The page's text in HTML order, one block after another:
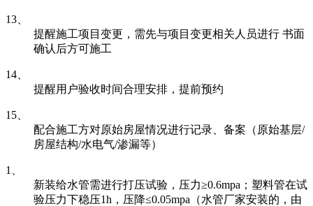
13、
提醒施工项目变更，需先与项目变更相关人员进行 书面
确认后方可施工
14、
提醒用户验收时间合理安排，提前预约
15、
配合施工方对原始房屋情况进行记录、备案（原始基层/
房屋结构/水电气/渗漏等）
1、
新装给水管需进行打压试验，压力≥0.6mpa；塑料管在试
验压力下稳压1h，压降≤0.05mpa（水管厂家安装的，由